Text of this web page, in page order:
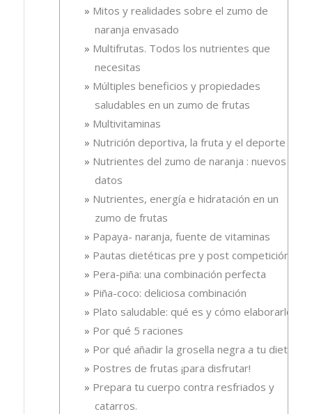
Mitos y realidades sobre el zumo de
naranja envasado
Multifrutas. Todos los nutrientes que
necesitas
Múltiples beneficios y propiedades
saludables en un zumo de frutas
Multivitaminas
Nutrición deportiva, la fruta y el deporte
Nutrientes del zumo de naranja : nuevos
datos
Nutrientes, energía e hidratación en un
zumo de frutas
Papaya- naranja, fuente de vitaminas
Pautas dietéticas pre y post competición
Pera-piña: una combinación perfecta
Piña-coco: deliciosa combinación
Plato saludable: qué es y cómo elaborarlo
Por qué 5 raciones
Por qué añadir la grosella negra a tu dieta
Postres de frutas ¡para disfrutar!
Prepara tu cuerpo contra resfriados y
catarros.